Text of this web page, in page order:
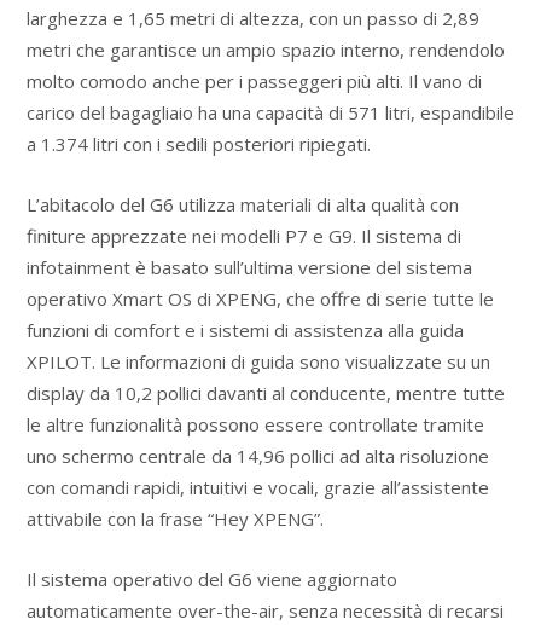
larghezza e 1,65 metri di altezza, con un passo di 2,89
metri che garantisce un ampio spazio interno, rendendolo
molto comodo anche per i passeggeri più alti. Il vano di
carico del bagagliaio ha una capacità di 571 litri, espandibile
a 1.374 litri con i sedili posteriori ripiegati.
L’abitacolo del G6 utilizza materiali di alta qualità con
finiture apprezzate nei modelli P7 e G9. Il sistema di
infotainment è basato sull’ultima versione del sistema
operativo Xmart OS di XPENG, che offre di serie tutte le
funzioni di comfort e i sistemi di assistenza alla guida
XPILOT. Le informazioni di guida sono visualizzate su un
display da 10,2 pollici davanti al conducente, mentre tutte
le altre funzionalità possono essere controllate tramite
uno schermo centrale da 14,96 pollici ad alta risoluzione
con comandi rapidi, intuitivi e vocali, grazie all’assistente
attivabile con la frase “Hey XPENG”.
Il sistema operativo del G6 viene aggiornato
automaticamente over-the-air, senza necessità di recarsi